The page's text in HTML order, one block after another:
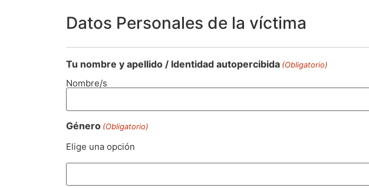
Datos Personales de la víctima
Tu nombre y apellido / Identidad autopercibida (Obligatorio)
Nombre/s
Género (Obligatorio)
Elige una opción